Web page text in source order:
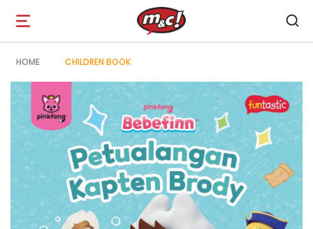
Open
navigation
HOME CHILDREN BOOK